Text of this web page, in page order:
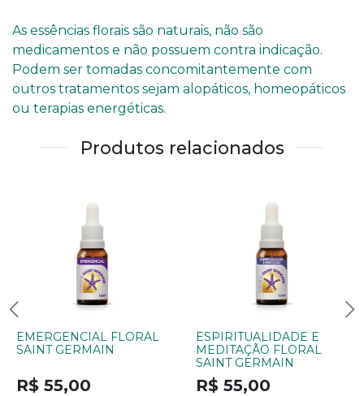
As essências florais são naturais, não são
medicamentos e não possuem contra indicação.
Podem ser tomadas concomitantemente com
outros tratamentos sejam alopáticos, homeopáticos
ou terapias energéticas.
Produtos relacionados
EMERGENCIAL FLORAL
SAINT GERMAIN
R$ 55,00
ESPIRITUALIDADE E
MEDITAÇÃO FLORAL
SAINT GERMAIN
R$ 55,00